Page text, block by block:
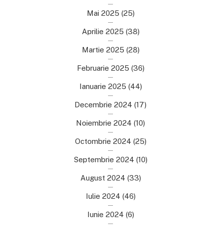
Mai 2025 (25)
Aprilie 2025 (38)
Martie 2025 (28)
Februarie 2025 (36)
Ianuarie 2025 (44)
Decembrie 2024 (17)
Noiembrie 2024 (10)
Octombrie 2024 (25)
Septembrie 2024 (10)
August 2024 (33)
Iulie 2024 (46)
Iunie 2024 (6)